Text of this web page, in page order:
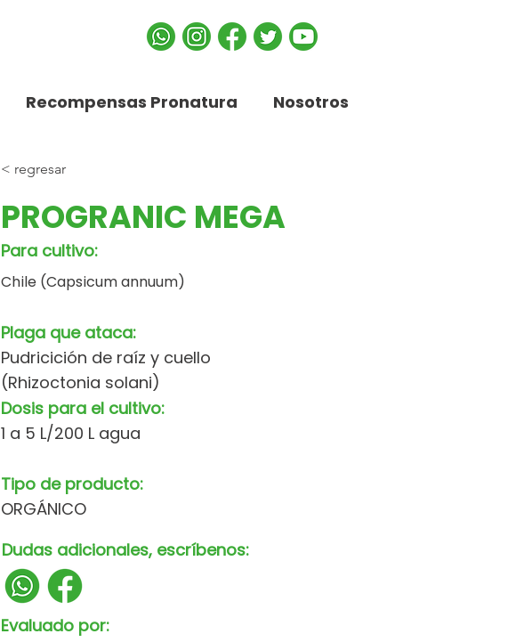
Recompensas Pronatura Nosotros
< regresar
PROGRANIC MEGA
Para cultivo:
Chile (Capsicum annuum)
Plaga que ataca:
Pudricición de raíz y cuello
(Rhizoctonia solani)
Dosis para el cultivo:
1 a 5 L/200 L agua
Tipo de producto:
ORGÁNICO
Dudas adicionales, escríbenos:
Evaluado por: